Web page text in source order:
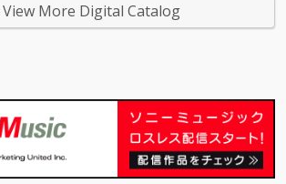
る。
からの自
ように展
品。シン
ピアノ、
なギタ
上再生されている。
まの自分"これからの自
分"が交錯するように展
開していく作品。シン
セサイザーやピアノ、
サックス、幽かなギタ
View More Digital Catalog